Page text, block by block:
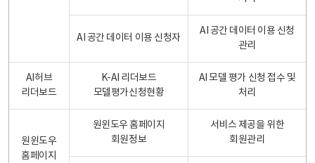
AI 공간 데이터 이용 신청자
AI 공간 데이터 이용 신청
관리
AI허브
리더보드
K-AI 리더보드
모델평가신청현황
AI 모델 평가 신청 접수 및
처리
원윈도우
홈페이지
원윈도우 홈페이지
회원정보
서비스 제공을 위한
회원관리